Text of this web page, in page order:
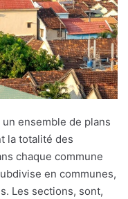
ensemble de plans
la totalité des
chaque commune
en communes,
Les sections, sont,